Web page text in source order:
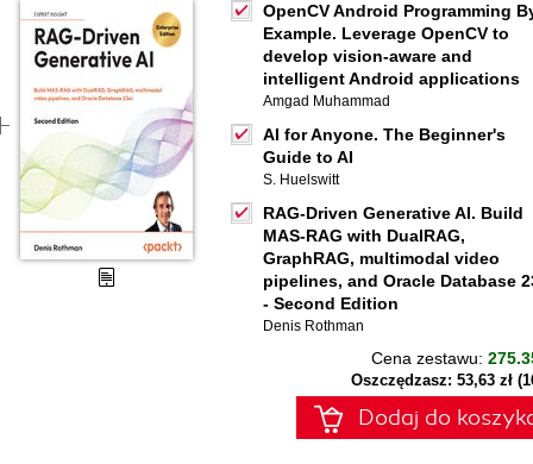
OpenCV Android Programming
Example. Leverage OpenCV to
develop vision-aware and
intelligent Android applications
Amgad Muhammad
AI for Anyone. The Beginner's
Guide to AI
S. Huelswitt
RAG-Driven Generative AI. Build
MAS-RAG with DualRAG,
GraphRAG, multimodal video
pipelines, and Oracle Database
- Second Edition
Denis Rothman
Cena zestawu:
Oszczędzasz: 53,63 zł
Dodaj do